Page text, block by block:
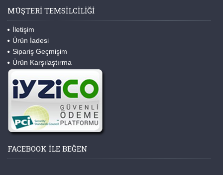
MÜŞTERI TEMSILCILIĞI
İletişim
Ürün İadesi
Sipariş Geçmişim
Ürün Karşılaştırma
FACEBOOK ILE BEĞEN